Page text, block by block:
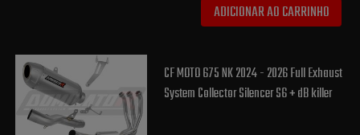
ADICIONAR AO CARRINHO
CF MOTO 675 NK 2024 - 2026 Full Exhaust
System Collector Silencer S6 + dB killer